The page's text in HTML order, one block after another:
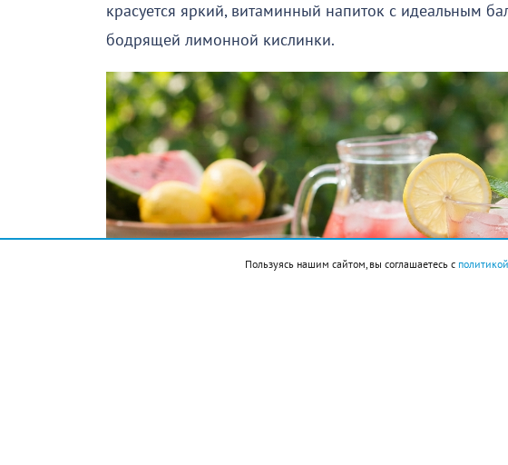
красуется яркий, витаминный напиток с идеальным
бодрящей лимонной кислинки.
Пользуясь нашим сайтом, вы соглашаетесь с